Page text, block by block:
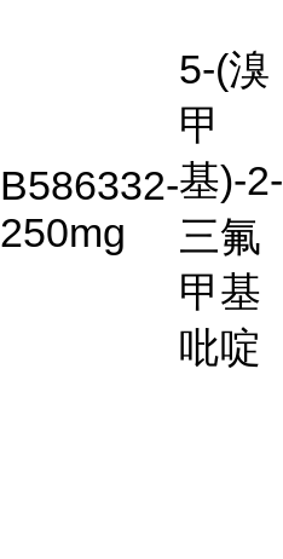
B586332-
250mg
5-(溴
甲
基)-2-
三氟
甲基
吡啶